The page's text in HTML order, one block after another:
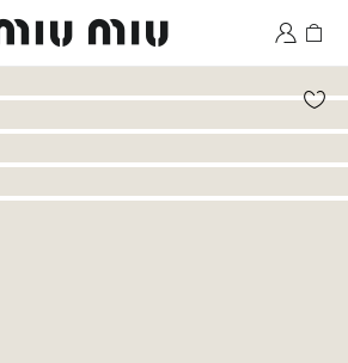
MiuMiu logo